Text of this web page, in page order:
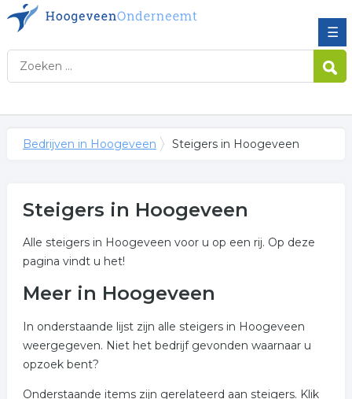
☰
Bedrijven in Hoogeveen Steigers in Hoogeveen
Steigers in Hoogeveen
Alle steigers in Hoogeveen voor u op een rij. Op deze
pagina vindt u het!
Meer in Hoogeveen
In onderstaande lijst zijn alle steigers in Hoogeveen
weergegeven. Niet het bedrijf gevonden waarnaar u
opzoek bent?
Onderstaande items zijn gerelateerd aan steigers. Klik